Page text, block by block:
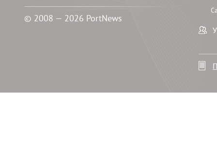
© 2008 — 2026 PortNews